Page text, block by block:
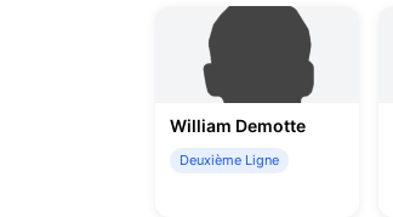
William Demotte
Deuxième Ligne